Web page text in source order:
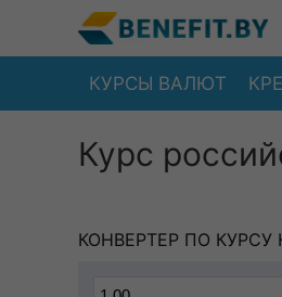
КУРСЫ ВАЛЮТ
Курс
КОНВЕРТЕР ПО КУРСУ